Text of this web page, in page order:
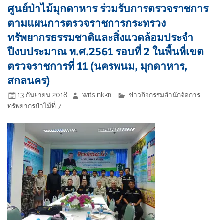
ศูนย์ป่าไม้มุกดาหาร ร่วมรับการตรวจราชการ
ตามแผนการตรวจราชการกระทรวง
ทรัพยากรธรรมชาติและสิ่งแวดล้อมประจำ
ปีงบประมาณ พ.ศ.2561 รอบที่ 2 ในพื้นที่เขต
ตรวจราชการที่ 11 (นครพนม, มุกดาหาร,
สกลนคร)
13 กันยายน 2018 witsinkkn
ข่าวกิจกรรมสำนักจัดการ
ทรัพยากรป่าไม้ที่ 7